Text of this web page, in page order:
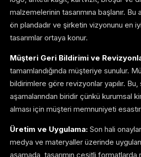
malzemelerinin tasarımına başlanır. Bu
ön plandadır ve şirketin vizyonunu en
tasarımlar ortaya konur.
Müşteri Geri Bildirimi ve
tamamlandığında müşteriye sunulur.
bildirimlere göre revizyonlar yapılır.
aşamalarından biridir çünkü kurumsal
alması için müşteri memnuniyeti
Üretim ve Uygulama: Son hali
medya ve materyaller üzerinde
aşamada, tasarımın çeşitli formatlarda